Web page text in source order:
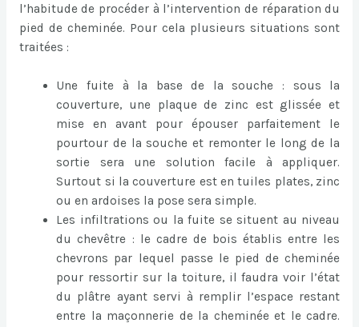
l’habitude de procéder à l’intervention de réparation du
pied de cheminée. Pour cela plusieurs situations sont
traitées :
Une fuite à la base de la souche : sous la
couverture, une plaque de zinc est glissée et
mise en avant pour épouser parfaitement le
pourtour de la souche et remonter le long de la
sortie sera une solution facile à appliquer.
Surtout si la couverture est en tuiles plates, zinc
ou en ardoises la pose sera simple.
Les infiltrations ou la fuite se situent au niveau
du chevêtre : le cadre de bois établis entre les
chevrons par lequel passe le pied de cheminée
pour ressortir sur la toiture, il faudra voir l’état
du plâtre ayant servi à remplir l’espace restant
entre la maçonnerie de la cheminée et le cadre.